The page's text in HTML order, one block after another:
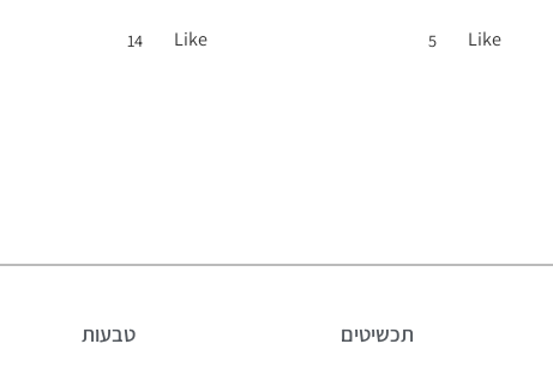
Like
5
Like
14
תכשיטים טבעות